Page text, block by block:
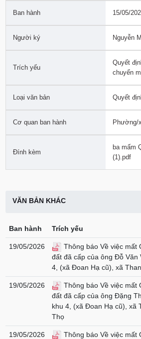
Ban hành 15/05/
Người ký Nguyễn
Trích yếu
Quyết
chuyển
Loại văn bản Quyết
Cơ quan ban hành Phường/
Đính kèm
ba mấm
(1).pdf
VĂN BẢN KHÁC
Ban hành Trích yếu
19/05/2026
Thông báo Về việc mất
đất đã cấp của ông Đỗ
4, (xã Đoan Hạ cũ), xã
19/05/2026
Thông báo Về việc mất
đất đã cấp của ông Đặng
khu 4, (xã Đoan Hạ cũ), xã
Thọ
19/05/2026
Thông báo Về việc mất